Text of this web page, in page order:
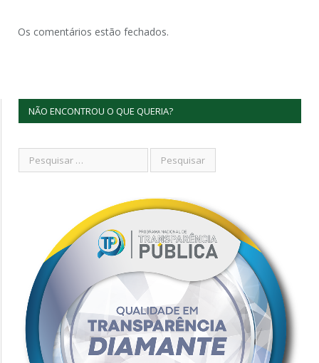
Os comentários estão fechados.
NÃO ENCONTROU O QUE QUERIA?